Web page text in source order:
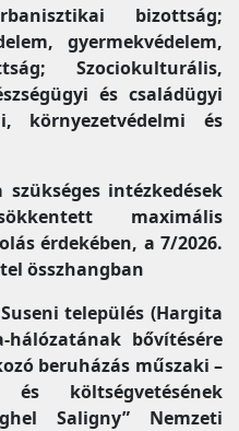
bizottság;
gyermekvédelem,
Szociokulturális,
és családügyi
környezetvédelmi és
szükséges intézkedések
maximális
érdekében, a 7/2026.
összhangban
település (Hargita
hálózatának bővítésére
beruházás műszaki –
költségvetésének
Saligny” Nemzeti